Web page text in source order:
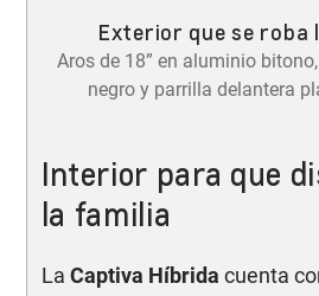
Exterior que se roba
Aros de 18” en aluminio
negro y parrilla delantera
Interior para que
la familia
La Captiva Híbrida cuenta